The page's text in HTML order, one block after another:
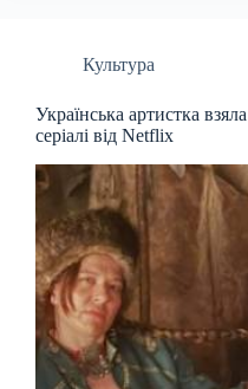
Культура
Українська артистка
серіалі від Netflix